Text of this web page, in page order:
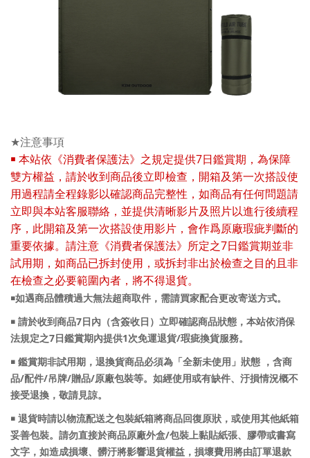
★注意事項
￭ 本站依《消費者保護法》之規定提供7日鑑賞期，為保障
雙方權益，請於收到商品後立即檢查，開箱及第一次搭設使
用過程請全程錄影以確認商品完整性，如商品有任何問題請
立即與本站客服聯絡，並提供清晰影片及照片以進行後續程
序，此開箱及第一次搭設使用影片，會作爲原廠瑕疵判斷的
重要依據。請注意《消費者保護法》所定之7日鑑賞期並非
試用期，如商品已拆封使用，或拆封非出於檢查之目的且非
在檢查之必要範圍內者，將不得退貨。
￭如遇商品體積過大無法超商取件，需請買家配合更改寄送方式。
￭ 請於收到商品7 日內（含簽收日）立即確認商品狀態，本站依消保
法規定之7 日鑑賞期內提供1次免運退貨/瑕疵換貨服務。
￭ 鑑賞期非試用期，退換貨商品必須為「全新未使用」狀態 ，含商
品/配件/吊牌/贈品/原廠包裝等。如經使用或有缺件、汙損情況概不
接受退換，敬請見諒。
￭ 退貨時請以物流配送之包裝紙箱將商品回復原狀，或使用其他紙箱
妥善包裝。請勿直接於商品原廠外盒/包裝上黏貼紙張、膠帶或書寫
文字，如造成損壞、髒汙將影響退貨權益，損壞費用將由訂單退款